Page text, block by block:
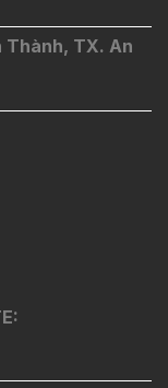
Thành, TX. An